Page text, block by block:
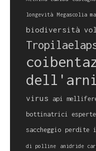
longevità Megascolia
biodiversità
virus api
bottinatrici esperte
saccheggio perdite
di polline anidride